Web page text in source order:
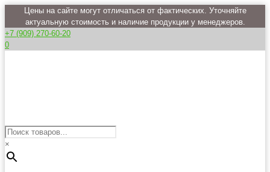
Цены на сайте могут отличаться от фактических. Уточняйте
актуальную стоимость и наличие продукции у менеджеров.
+7 (909) 270-60-20
0
×